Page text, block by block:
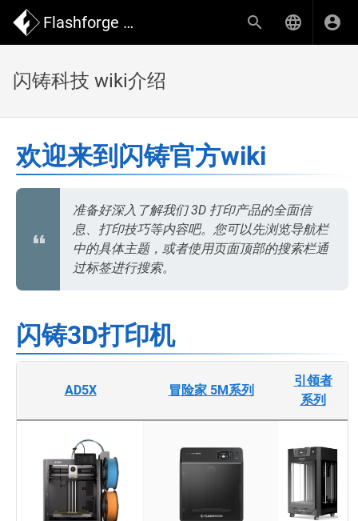
Flashforge Wiki
闪铸科技 wiki介绍
欢迎来到闪铸官方wiki
准备好深入了解我们 3D 打印产品的全面信
息、打印技巧等内容吧。您可以先浏览导航栏
中的具体主题，或者使用页面顶部的搜索栏通
过标签进行搜索。
闪铸3D打印机
AD5X 冒险家 5M系列
引领者
系列